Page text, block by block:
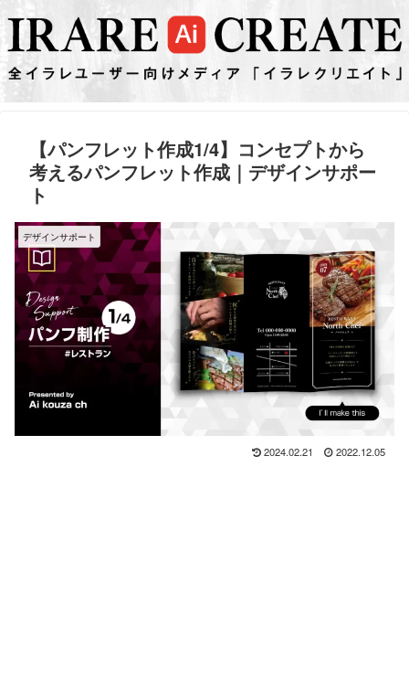
【パンフレット作成1/4】コンセプトから
考えるパンフレット作成｜デザインサポー
ト
デザインサポート
2024.02.21 2022.12.05